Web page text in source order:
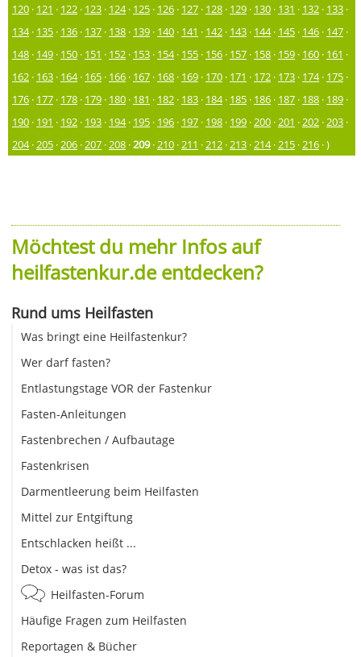
120 · 121 · 122 · 123 · 124· 125 · 126 · 127 · 128 · 129 · 130 · 131 · 132 · 133 ·
134· 135 · 136 · 137 · 138 · 139 · 140 · 141 · 142 · 143 · 144· 145 · 146 · 147 ·
148 · 149 · 150 · 151 · 152 · 153 · 154· 155 · 156 · 157 · 158 · 159 · 160 · 161 ·
162 · 163 · 164· 165 · 166 · 167 · 168 · 169 · 170 · 171 · 172 · 173 · 174· 175 ·
176 · 177 · 178 · 179 · 180 · 181 · 182 · 183 · 184· 185 · 186 · 187 · 188 · 189 ·
190 · 191 · 192 · 193 · 194· 195 · 196 · 197 · 198 · 199 ·200 ·201 ·202 ·203 ·
204·205 ·206 ·207 ·208 ·209·210 ·211 ·212 ·213 ·214·215 ·216 · )
Möchtest du mehr Infos auf
heilfastenkur.de entdecken?
Rund ums Heilfasten
Was bringt eine Heilfastenkur?
Wer darf fasten?
Entlastungstage VOR der Fastenkur
Fasten-Anleitungen
Fastenbrechen / Aufbautage
Fastenkrisen
Darmentleerung beim Heilfasten
Mittel zur Entgiftung
Entschlacken heißt ...
Detox - was ist das?
Heilfasten-Forum
Häufige Fragen zum Heilfasten
Reportagen & Bücher